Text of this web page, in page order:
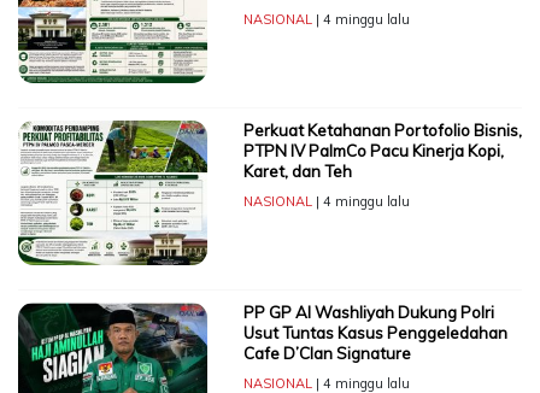
NASIONAL | 4 minggu lalu
Perkuat Ketahanan Portofolio Bisnis,
PTPN IV PalmCo Pacu Kinerja Kopi,
Karet, dan Teh
NASIONAL | 4 minggu lalu
PP GP Al Washliyah Dukung Polri
Usut Tuntas Kasus Penggeledahan
Cafe D’Clan Signature
NASIONAL | 4 minggu lalu